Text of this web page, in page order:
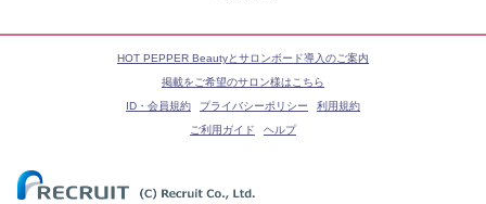
HOT PEPPER Beautyとサロンボード導入のご案内
掲載をご希望のサロン様はこちら
ID・会員規約
プライバシーポリシー
利用規約
ご利用ガイド
ヘルプ